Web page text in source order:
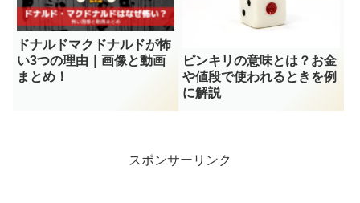
ドナルドマクドナルドが怖
い3つの理由｜画像と動画
まとめ！
ピンキリの意味とは？お金
や値段で使われるときを例
に解説
スポンサーリンク